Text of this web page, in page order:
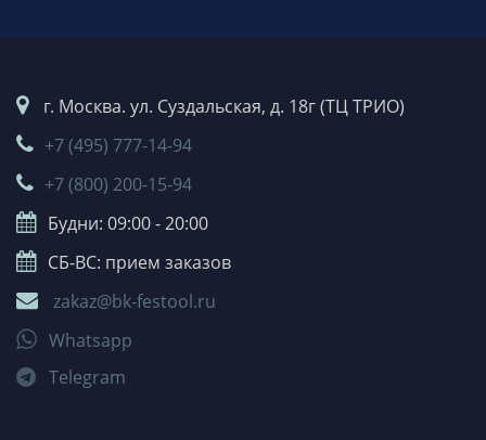
г. Москва. ул. Суздальская, д. 18г (ТЦ ТРИО)
+7 (495) 777-14-94
+7 (800) 200-15-94
Будни: 09:00 - 20:00
СБ-ВС: прием заказов
zakaz@bk-festool.ru
Whatsapp
Telegram